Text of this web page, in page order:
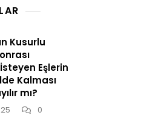
Kusurlu
Eşlerin
Kalması
mı?
0